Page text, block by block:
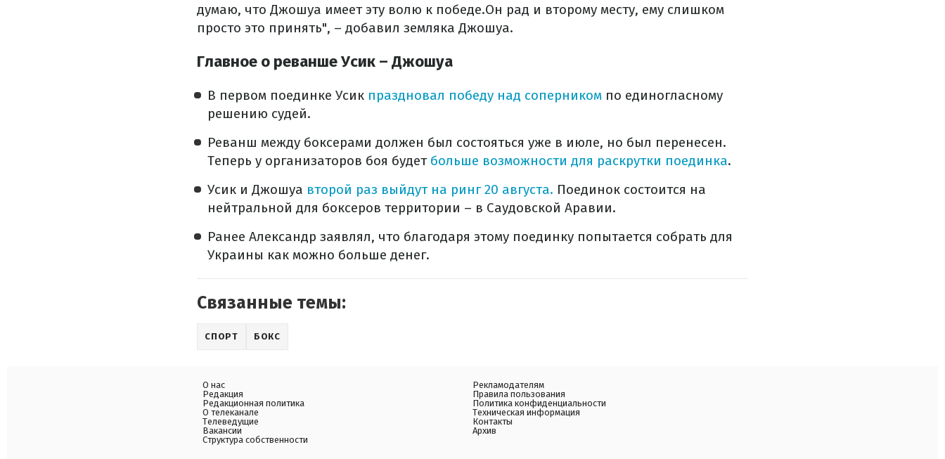
думаю, что Джошуа имеет эту волю к победе.Он рад и второму месту, ему слишком
просто это принять", – добавил земляка Джошуа.
Главное о реванше Усик – Джошуа
В первом поединке Усик праздновал победу над соперником по единогласному
решению судей.
Реванш между боксерами должен был состояться уже в июле, но был перенесен.
Теперь у организаторов боя будет больше возможности для раскрутки поединка.
Усик и Джошуа второй раз выйдут на ринг 20 августа. Поединок состоится на
нейтральной для боксеров территории – в Саудовской Аравии.
Ранее Александр заявлял, что благодаря этому поединку попытается собрать для
Украины как можно больше денег.
Связанные темы:
СПОРТ БОКС
О нас
Редакция
Редакционная политика
О телеканале
Телеведущие
Вакансии
Структура собственности
Рекламодателям
Правила пользования
Политика конфиденциальности
Техническая информация
Контакты
Архив